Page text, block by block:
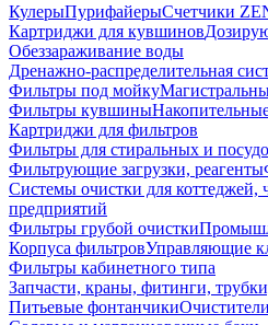
КулерыПурифайерыСчетчики
Картриджи для кувшинов
Обеззараживание воды
Дренажно-распределительная
Фильтры под мойку
Фильтры кувшины
Картриджи для фильтров
Фильтры для стиральных и
Фильтрующие загрузки, реагенты
Системы очистки для коттеджей,
предприятий
Фильтры грубой очистки
Корпуса фильтровУправляющие
Фильтры кабинетного типа
Запчасти, краны, фитинги,
Питьевые фонтанчики